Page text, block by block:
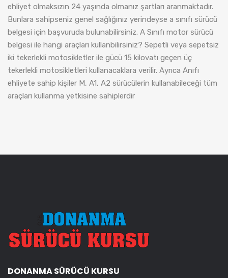
ehliyet olmaksızın 24 yaşında olmanız şartları aranmaktadır.
Bunlara sahipseniz genel sağlığınız yerindeyse a sınıfı sürücü
belgesi için başvuruda bulunabilirsiniz. A Sınıfı motor sürücü
belgesi ile hangi araçları kullanbilirsiniz? Sepetli veya sepetsiz
iki tekerlekli motosikletler ile gücü 15 kilovatı geçen üç
tekerlekli motosikletleri kullanacaklara verilir. Ayrıca Anıfı
ehliyete sahip kişiler M, A1, A2 sürücülerin kullanabileceği tüm
araçları kullanma yetkisine sahiplerdir
DONANMA SÜRÜCÜ KURSU